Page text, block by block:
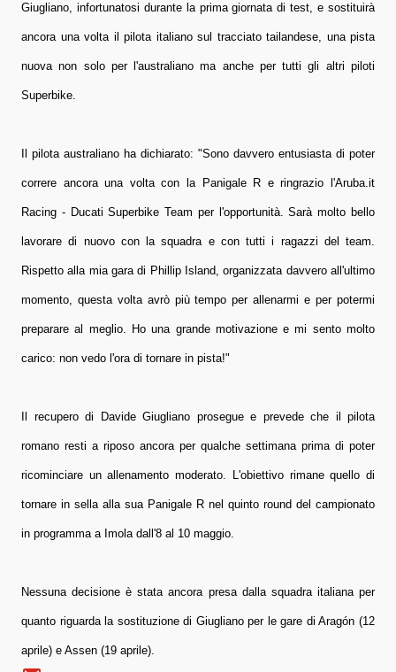
Giugliano, infortunatosi durante la prima giornata di test, e sostituirà
ancora una volta il pilota italiano sul tracciato tailandese, una pista
nuova non solo per l'australiano ma anche per tutti gli altri piloti
Superbike.
Il pilota australiano ha dichiarato: "Sono davvero entusiasta di poter
correre ancora una volta con la Panigale R e ringrazio l'Aruba.it
Racing - Ducati Superbike Team per l'opportunità. Sarà molto bello
lavorare di nuovo con la squadra e con tutti i ragazzi del team.
Rispetto alla mia gara di Phillip Island, organizzata davvero all'ultimo
momento, questa volta avrò più tempo per allenarmi e per potermi
preparare al meglio. Ho una grande motivazione e mi sento molto
carico: non vedo l'ora di tornare in pista!"
Il recupero di Davide Giugliano prosegue e prevede che il pilota
romano resti a riposo ancora per qualche settimana prima di poter
ricominciare un allenamento moderato. L'obiettivo rimane quello di
tornare in sella alla sua Panigale R nel quinto round del campionato
in programma a Imola dall'8 al 10 maggio.
Nessuna decisione è stata ancora presa dalla squadra italiana per
quanto riguarda la sostituzione di Giugliano per le gare di Aragón (12
aprile) e Assen (19 aprile).